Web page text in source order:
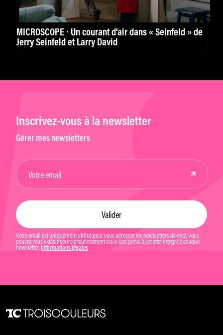
MICROSCOPE ⸱ Un courant d’air dans « Seinfeld » de
Jerry Seinfeld et Larry David
Inscrivez-vous à la newsletter
Gérer mes newsletters
Votre email est uniquement utilisé pour vous adresser les newsletters de mk2. Vous
pouvez vous y désinscrire à tout moment via le lien prévu à cet effet intégré à chaque
newsletter. Informations légales